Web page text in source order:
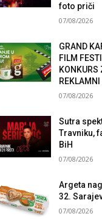
foto priči
07/08/2026
GRAND
FILM
KONKURS
07/08/2026
Sutra
Travniku,
BiH
07/08/2026
Argeta
32.
07/08/2026